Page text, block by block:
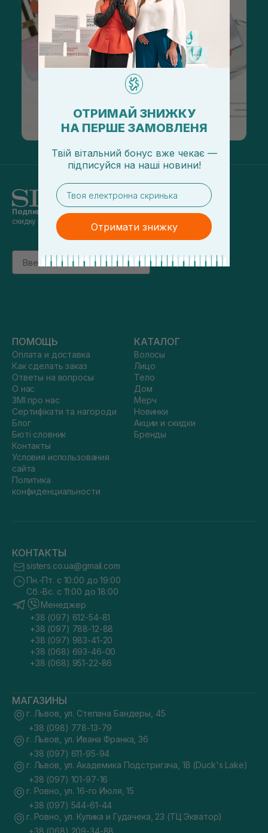
Подпишись на наши новостии получай
скидку 5% на первый заказ
Email
підписатись
ПОМОЩЬ
Оплата и доставка
Как сделать заказ
Ответы на вопросы
О нас
ЗМІ про нас
Сертифікати та нагороди
Блог
Бюті словник
Контакты
Условия использования
сайта
Политика
конфиденциальности
КАТАЛОГ
Волосы
Лицо
Тело
Дом
Мерч
Новинки
Акции и скидки
Бренды
КОНТАКТЫ
sisters.co.ua@gmail.com
Пн.-Пт. с 10:00 до 19:00
Сб.-Вс. с 11:00 до 18:00
Менеджер
+38 (097) 612-54-81
+38 (097) 788-12-88
+38 (097) 983-41-20
+38 (068) 693-46-00
+38 (068) 951-22-86
МАГАЗИНЫ
г. Львов, ул. Степана Бандеры, 45
+38 (098) 778-13-79
г. Львов, ул. Ивана Франка, 36
+38 (097) 611-95-94
г. Львов, ул. Академика Подстригача, 1В (Duck's Lake)
+38 (097) 101-97-16
г. Ровно, ул. 16-го Июля, 15
+38 (097) 544-61-44
г. Ровно, ул. Кулика и Гудачека, 23 (ТЦ Экватор)
+38 (068) 209-34-88
ОТРИМАЙ ЗНИЖКУ
НА ПЕРШЕ ЗАМОВЛЕНЯ
Твій вітальний бонус вже чекає —
підписуйся на наші новини!
email
Отримати знижку